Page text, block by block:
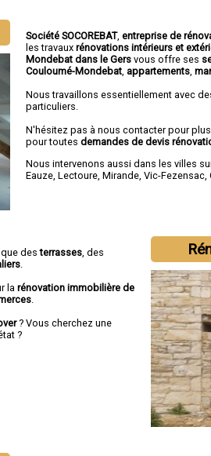
Société SOCOREBAT,entreprise de
les travauxrénovations intérieurs et
Mondebat dans le Gersvous offre ses
Couloumé-Mondebat appartements ,
Nous travaillons essentiellement avec
particuliers.
N'hésitez pas à nous contacter pour
pour toutesdemandes de devis
Nous intervenons aussi dans les villes
Eauze ,Lectoure ,Mirande ,Vic-Fezensac ,
desterrasses , des
la rénovation immobilière de
? Vous cherchez une
?